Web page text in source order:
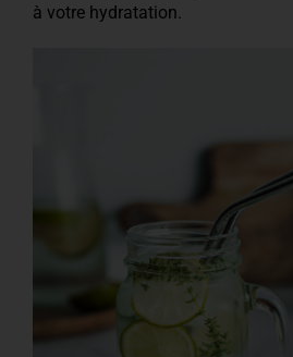
à votre hydratation.